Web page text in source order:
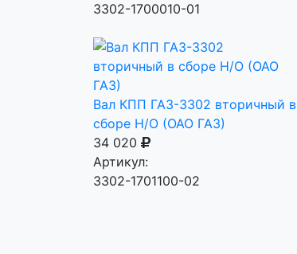
3302-1700010-01
Вал КПП ГАЗ-3302 вторичный в
сборе Н/О (ОАО ГАЗ)
34 020
Артикул:
3302-1701100-02